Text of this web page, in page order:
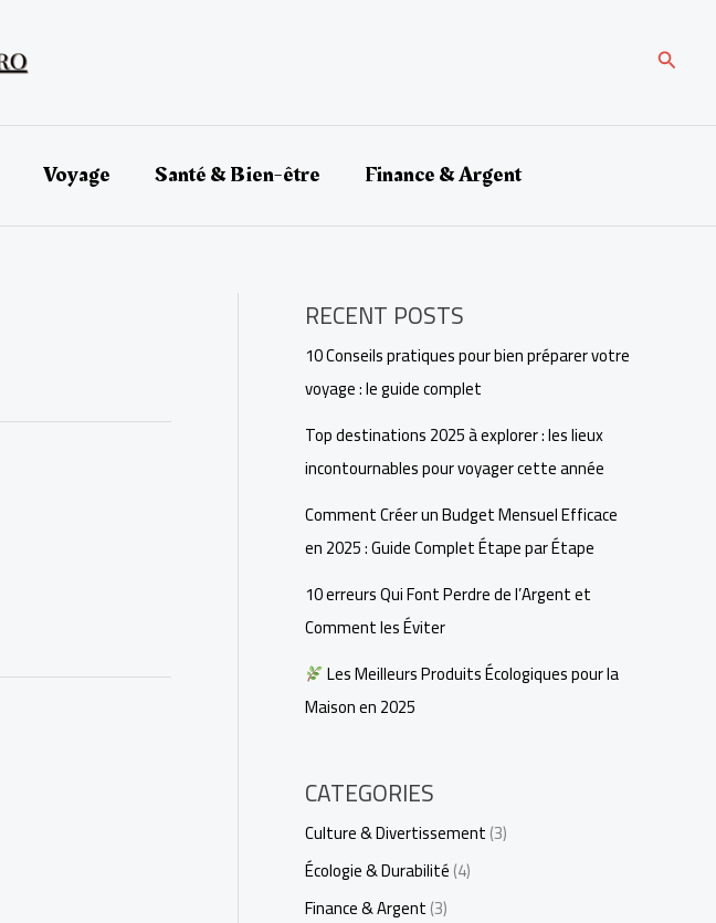
Search
Voyage Santé & Bien-être Finance & Argent
RECENT POSTS
10 Conseils pratiques pour bien préparer votre
voyage : le guide complet
Top destinations 2025 à explorer : les lieux
incontournables pour voyager cette année
Comment Créer un Budget Mensuel Efficace
en 2025 : Guide Complet Étape par Étape
10 erreurs Qui Font Perdre de l’Argent et
Comment les Éviter
Les Meilleurs Produits Écologiques pour la
Maison en 2025
CATEGORIES
Culture & Divertissement(3)
Écologie & Durabilité(4)
Finance & Argent(3)